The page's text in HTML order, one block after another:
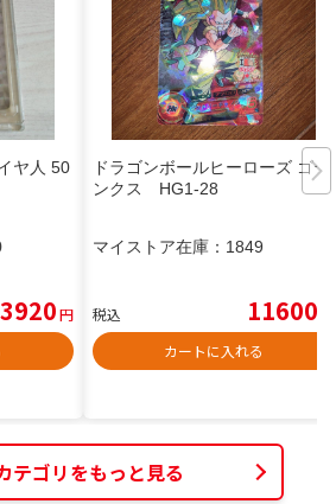
ヤ人 50
円
ドラゴンボールヒーローズ ゴテ
ンクス HG1-28
マイストア在庫： 1849
税込 11600
カートに入れる
テゴリをもっと見る